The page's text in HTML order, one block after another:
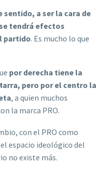
sentido, a ser la cara de
tendrá efectos
partido. Es mucho lo que
por derecha tiene la
pero por el centro la
, a quien muchos
la marca PRO.
con el PRO como
espacio ideológico del
no existe más.